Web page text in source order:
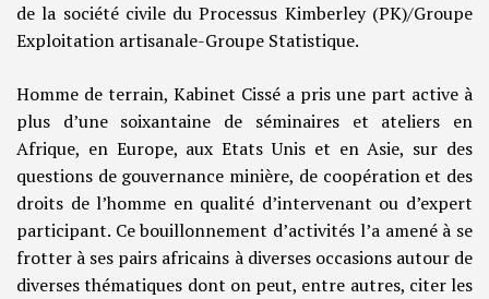
de la société civile du Processus Kimberley (PK)/Groupe
Exploitation artisanale-Groupe Statistique.
Homme de terrain, Kabinet Cissé a pris une part active à
plus d’une soixantaine de séminaires et ateliers en
Afrique, en Europe, aux Etats Unis et en Asie, sur des
questions de gouvernance minière, de coopération et des
droits de l’homme en qualité d’intervenant ou d’expert
participant. Ce bouillonnement d’activités l’a amené à se
frotter à ses pairs africains à diverses occasions autour de
diverses thématiques dont on peut, entre autres, citer les